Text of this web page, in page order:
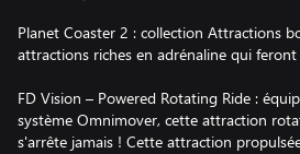
Planet Coaster 2 : collection Attractions
attractions riches en adrénaline qui
FD Vision – Powered Rotating Ride :
système Omnimover, cette attraction
s'arrête jamais ! Cette attraction